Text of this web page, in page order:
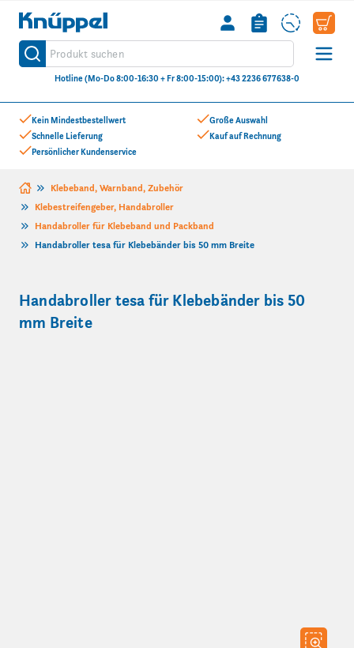
Kein Mindestbestellwert
Schnelle Lieferung
Persönlicher Kundenservice
Große Auswahl
Kauf auf Rechnung
Knüppel
Produkt suchen
Suche
Hotline (Mo-Do 8:00-16:30 + Fr 8:00-15:00): +43 2236 677638-0
Zum Inhalt springen
Klebeband, Warnband, Zubehör
Klebestreifengeber, Handabroller
Handabroller für Klebeband und Packband
Handabroller tesa für Klebebänder bis 50 mm Breite
Handabroller tesa für Klebebänder bis 50
mm Breite